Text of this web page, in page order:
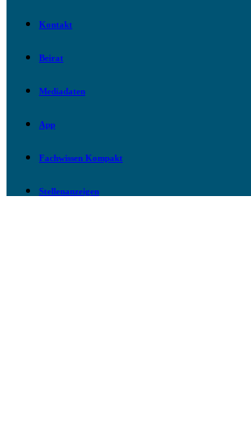
Kontakt
Beirat
Mediadaten
App
Fachwissen Kompakt
Stellenanzeigen